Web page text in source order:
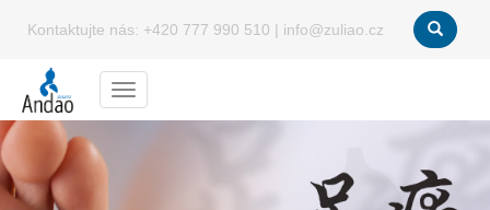
Kontaktujte nás: +420 777 990 510 | info@zuliao.cz
Menu